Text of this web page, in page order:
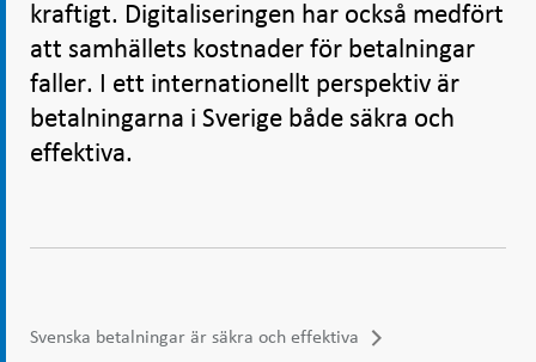
kraftigt. Digitaliseringen har också medfört
att samhällets kostnader för betalningar
faller. I ett internationellt perspektiv är
betalningarna i Sverige både säkra och
effektiva.
Svenska betalningar är säkra och effektiva